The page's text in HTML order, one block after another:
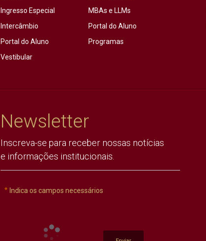
Ingresso Especial
Intercâmbio
Portal do Aluno
Vestibular
MBAs e LLMs
Portal do Aluno
Programas
Newsletter
Inscreva-se para receber nossas notícias
e informações institucionais.
Indica os campos necessários